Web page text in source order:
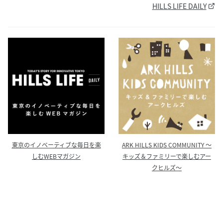
HILLS LIFE DAILY
東京のイノベーティブな毎日を楽
しむWEBマガジン
ARK HILLS KIDS COMMUNITY ～
キッズ＆ファミリーで楽しむアー
クヒルズ～